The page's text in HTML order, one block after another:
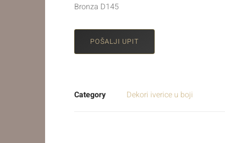
Bronza D145
POŠALJI UPIT
Category Dekori iverice u boji